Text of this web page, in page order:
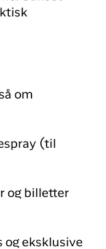
om
(til
og billetter
og eksklusive